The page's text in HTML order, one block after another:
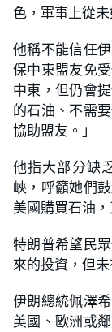
色，軍事上從未
他稱不能信任
保中東盟友免
中東，但仍會
的石油、不需
協助盟友。」
他指大部分缺
峽，呼籲她們
美國購買石油
特朗普希望民
來的投資，但
伊朗總統佩澤
美國、歐洲或